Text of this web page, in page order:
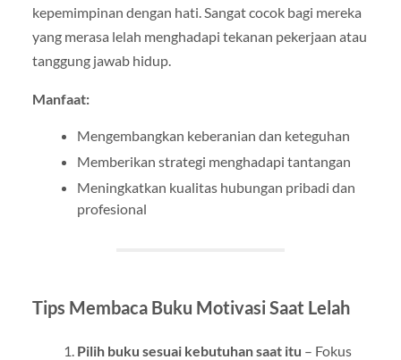
kepemimpinan dengan hati. Sangat cocok bagi mereka
yang merasa lelah menghadapi tekanan pekerjaan atau
tanggung jawab hidup.
Manfaat:
Mengembangkan keberanian dan keteguhan
Memberikan strategi menghadapi tantangan
Meningkatkan kualitas hubungan pribadi dan
profesional
Tips Membaca Buku Motivasi Saat Lelah
Pilih buku sesuai kebutuhan saat itu – Fokus